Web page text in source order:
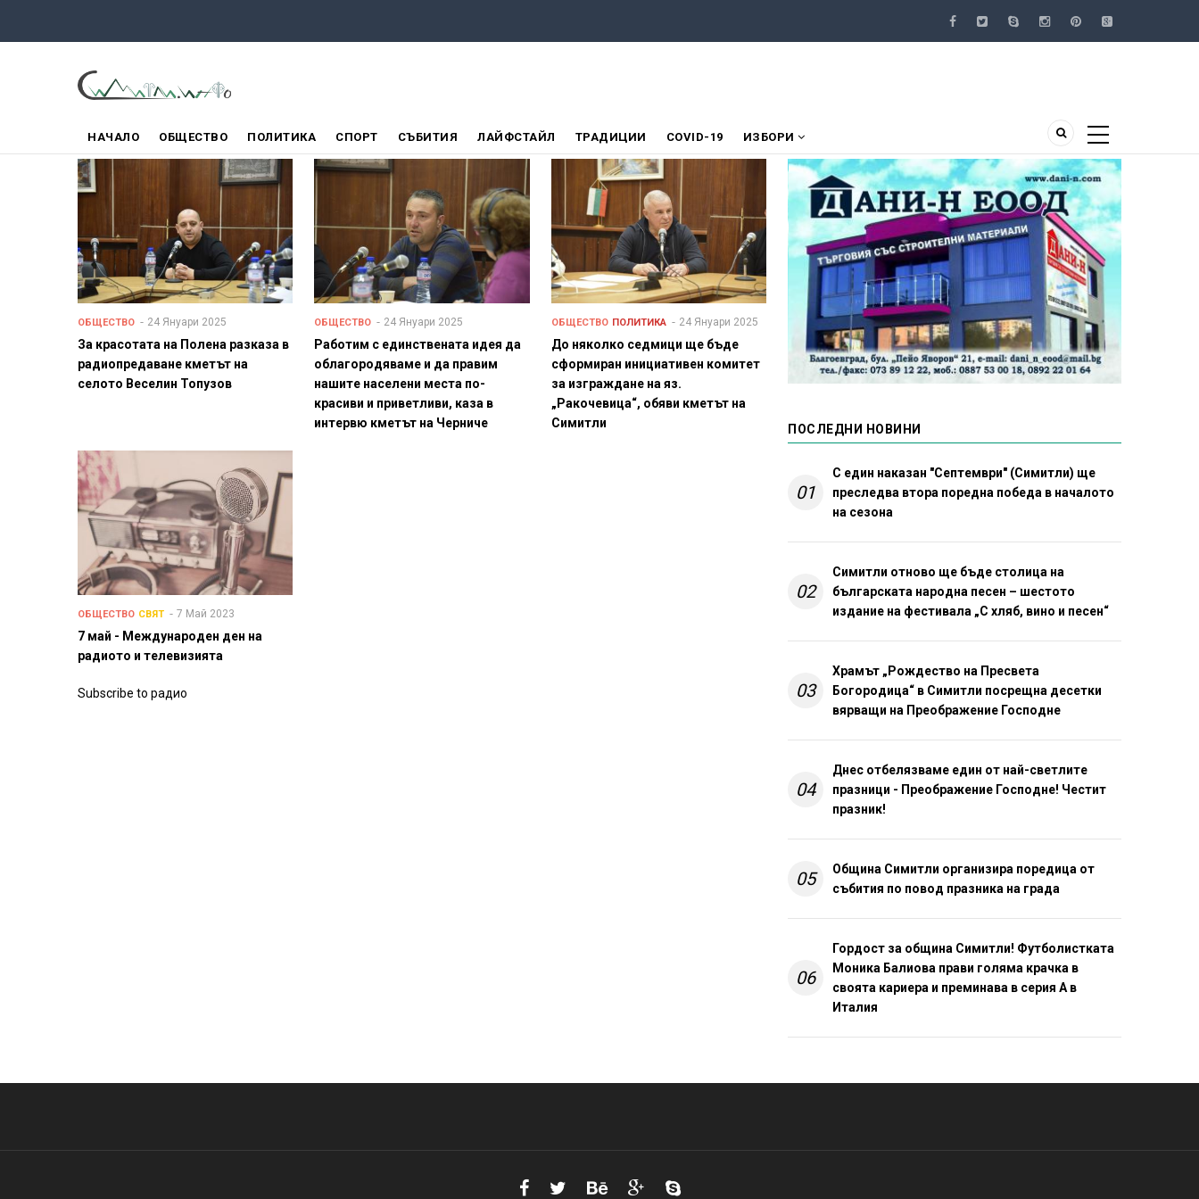
МЕНЮ
НАЧАЛО ОБЩЕСТВО ПОЛИТИКА СПОРТ СЪБИТИЯ ЛАЙФСТАЙЛ ТРАДИЦИИ COVID-19 ИЗБОРИ
ОБЩЕСТВО 24 Януари 2025
За красотата на Полена разказа в
радиопредаване кметът на
селото Веселин Топузов
ОБЩЕСТВО 24 Януари 2025
Работим с единствената идея да
облагородяваме и да правим
нашите населени места по-
красиви и приветливи, каза в
интервю кметът на Черниче
ОБЩЕСТВО ПОЛИТИКА 24 Януари 2025
До няколко седмици ще бъде
сформиран инициативен комитет
за изграждане на яз.
„Ракочевица“, обяви кметът на
Симитли
ОБЩЕСТВО СВЯТ 7 Май 2023
7 май - Международен ден на
радиото и телевизията
Subscribe to радио
ПОСЛЕДНИ НОВИНИ
01
С един наказан "Септември" (Симитли) ще
преследва втора поредна победа в началото
на сезона
02
Симитли отново ще бъде столица на
българската народна песен – шестото
издание на фестивала „С хляб, вино и песен“
03
Храмът „Рождество на Пресвета
Богородица“ в Симитли посрещна десетки
вярващи на Преображение Господне
04
Днес отбелязваме един от най-светлите
празници - Преображение Господне! Честит
празник!
05
Община Симитли организира поредица от
събития по повод празника на града
06
Гордост за община Симитли! Футболистката
Моника Балиова прави голяма крачка в
своята кариера и преминава в серия А в
Италия